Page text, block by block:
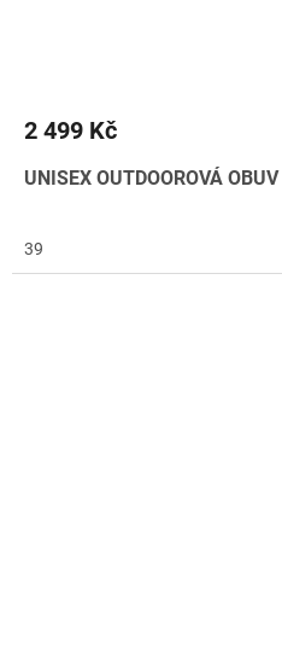
2 499 Kč
UNISEX OUTDOOROVÁ
39